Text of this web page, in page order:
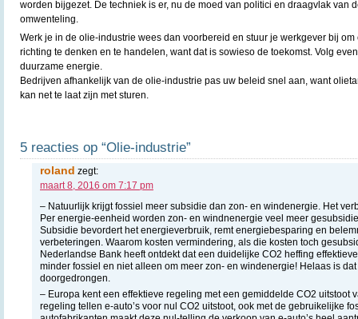
worden bijgezet. De techniek is er, nu de moed van politici en draagvlak van
omwenteling.
Werk je in de olie-industrie wees dan voorbereid en stuur je werkgever bij
richting te denken en te handelen, want dat is sowieso de toekomst. Volg
duurzame energie.
Bedrijven afhankelijk van de olie-industrie pas uw beleid snel aan, want
kan net te laat zijn met sturen.
5 reacties op “Olie-industrie”
roland zegt:
maart 8, 2016 om 7:17 pm
– Natuurlijk krijgt fossiel meer subsidie dan zon- en windenergie. Het
Per energie-eenheid worden zon- en windnenergie veel meer
Subsidie bevordert het energieverbruik, remt energiebesparing en
verbeteringen. Waarom kosten vermindering, als die kosten toch
Nederlandse Bank heeft ontdekt dat een duidelijke CO2 heffing
minder fossiel en niet alleen om meer zon- en windenergie! Helaas is
doorgedrongen.
– Europa kent een effektieve regeling met een gemiddelde CO2 uitstoot
regeling tellen e-auto’s voor nul CO2 uitstoot, ook met de gebruikelijke